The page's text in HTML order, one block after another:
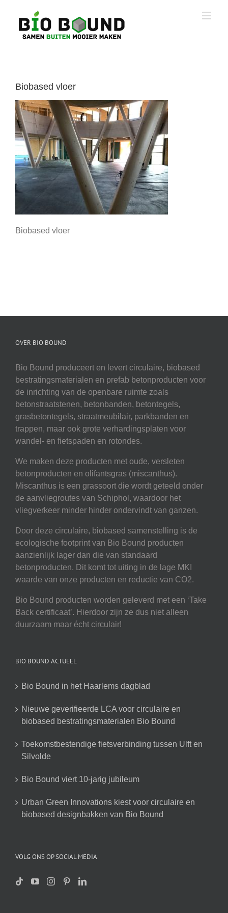
inhoud
Biobased vloer
Biobased vloer
OVER BIO BOUND
Bio Bound produceert en levert circulaire, biobased
bestratingsmaterialen en prefab betonproducten voor
de inrichting van de openbare ruimte zoals
betonstraatstenen, betonbanden, betontegels,
grasbetontegels, straatmeubilair, parkbanden en
trappen, maar ook grote verhardingsplaten voor
wandel- en fietspaden en rotondes.
We maken deze producten met oude, versleten
betonproducten en olifantsgras (miscanthus).
Miscanthus is een grassoort die wordt geteeld onder
de aanvliegroutes van Schiphol, waardoor het
vliegverkeer minder hinder ondervindt van ganzen.
Door deze circulaire, biobased samenstelling is de
ecologische footprint van Bio Bound producten
aanzienlijk lager dan die van standaard
betonproducten. Dit komt tot uiting in de lage MKI
waarde van onze producten en reductie van CO2.
Bio Bound producten worden geleverd met een ‘Take
Back certificaat’. Hierdoor zijn ze dus niet alleen
duurzaam maar écht circulair!
BIO BOUND ACTUEEL
Bio Bound in het Haarlems dagblad
Nieuwe geverifieerde LCA voor circulaire en
biobased bestratingsmaterialen Bio Bound
Toekomstbestendige fietsverbinding tussen Ulft en
Silvolde
Bio Bound viert 10-jarig jubileum
Urban Green Innovations kiest voor circulaire en
biobased designbakken van Bio Bound
VOLG ONS OP SOCIAL MEDIA